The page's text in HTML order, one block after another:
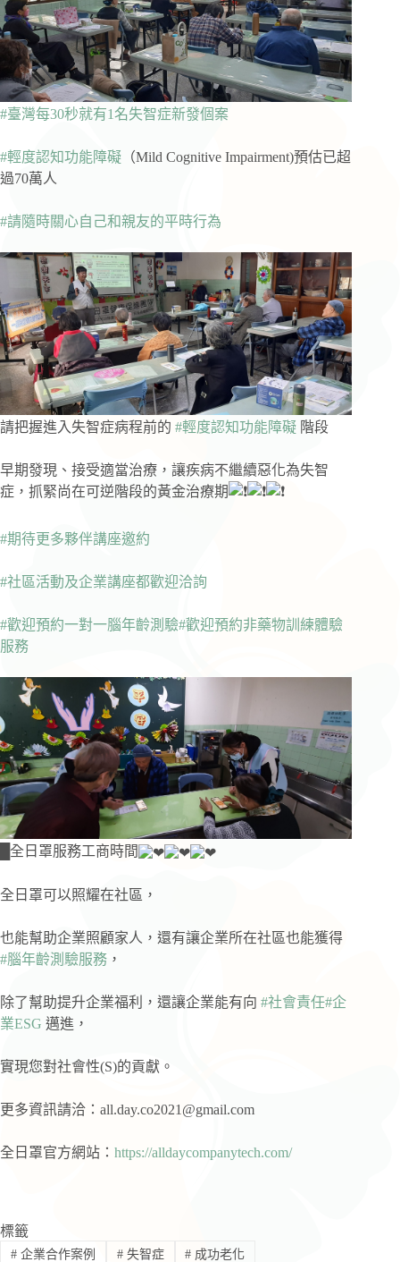
#臺灣每30秒就有1名失智症新發個案
#輕度認知功能障礙 （Mild Cognitive Impairment)預估已超
過70萬人
#請隨時關心自己和親友的平時行為
請把握進入失智症病程前的 #輕度認知功能障礙 階段
早期發現、接受適當治療，讓疾病不繼續惡化為失智
症，抓緊尚在可逆階段的黃金治療期
#期待更多夥伴講座邀約
#社區活動及企業講座都歡迎洽詢
#歡迎預約一對一腦年齡測驗#歡迎預約非藥物訓練體驗
服務
█全日罩服務工商時間
全日罩可以照耀在社區，
也能幫助企業照顧家人，還有讓企業所在社區也能獲得
#腦年齡測驗服務 ，
除了幫助提升企業福利，還讓企業能有向 #社會責任#企
業ESG 邁進，
實現您對社會性(S)的貢獻。
更多資訊請洽： all.day.co2021@gmail.com
全日罩官方網站： https://alldaycompanytech.com/
標籤
#企業合作案例 #失智症 # 成功老化